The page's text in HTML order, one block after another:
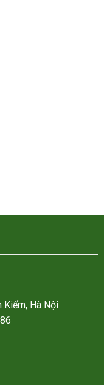
Kiếm, Hà Nội